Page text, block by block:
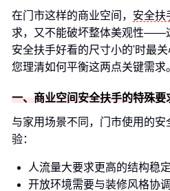
在门市这样的商业空间， 安全扶
求，又不能破坏整体美观性——
安全扶手好看的尺寸小的'时最
您理清如何平衡这两点关键需求
一、商业空间安全扶手的特殊要
与家用场景不同，门市使用的
验：
人流量大要求更高的结构稳
开放环境需要与装修风格协调